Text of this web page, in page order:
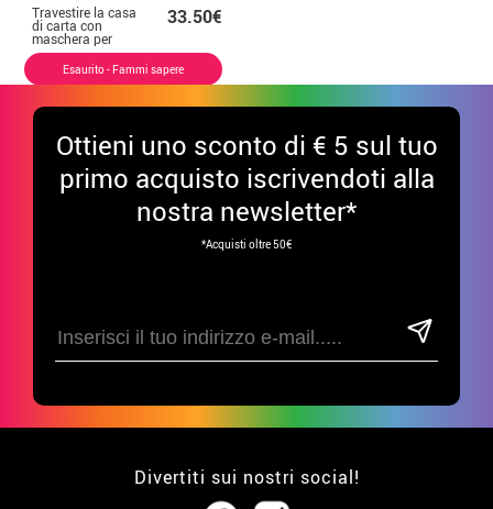
Travestire la casa
di carta con
maschera per
adulti
33.50€
Esaurito - Fammi sapere
Ottieni uno sconto di € 5 sul tuo
primo acquisto iscrivendoti alla
nostra newsletter*
*Acquisti oltre 50€
Divertiti sui nostri social!